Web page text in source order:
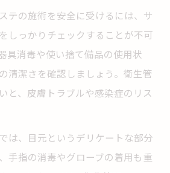
テの施術を安全に受けるには、サ
しっかりチェックすることが不可
具消毒や使い捨て備品の使用状
清潔さを確認しましょう。衛生管
と、皮膚トラブルや感染症のリス
は、目元というデリケートな部分
手指の消毒やグローブの着用も重